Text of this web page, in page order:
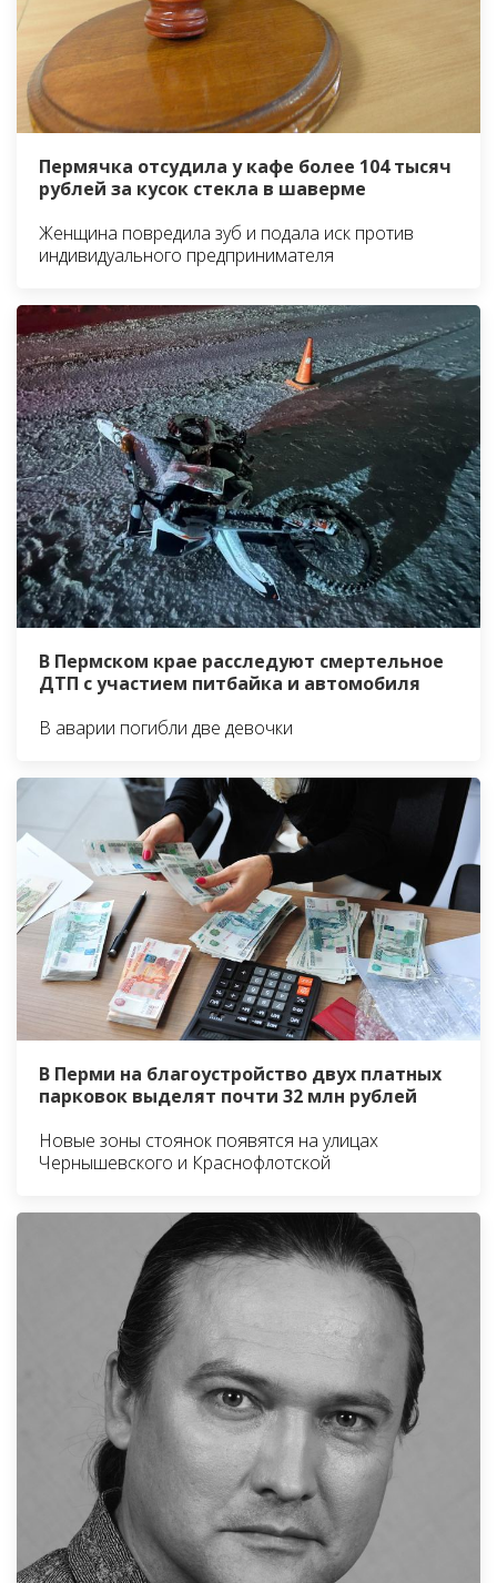
Пермячка отсудила у кафе более 104 тысяч
рублей за кусок стекла в шаверме
Женщина повредила зуб и подала иск против
индивидуального предпринимателя
В Пермском крае расследуют смертельное
ДТП с участием питбайка и автомобиля
В аварии погибли две девочки
В Перми на благоустройство двух платных
парковок выделят почти 32 млн рублей
Новые зоны стоянок появятся на улицах
Чернышевского и Краснофлотской